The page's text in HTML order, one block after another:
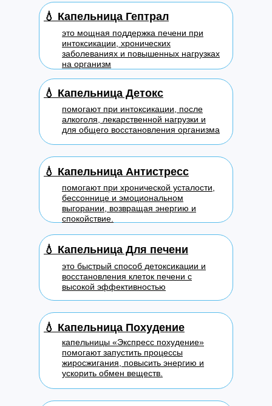
💧 Капельница Гептрал
это мощная поддержка печени при
интоксикации, хронических
заболеваниях и повышенных нагрузках
на организм
💧 Капельница Детокс
помогают при интоксикации, после
алкоголя, лекарственной нагрузки и
для общего восстановления организма
💧 Капельница Антистресс
помогают при хронической усталости,
бессоннице и эмоциональном
выгорании, возвращая энергию и
спокойствие.
💧 Капельница Для печени
это быстрый способ детоксикации и
восстановления клеток печени с
высокой эффективностью
💧 Капельница Похудение
капельницы «Экспресс похудение»
помогают запустить процессы
жиросжигания, повысить энергию и
ускорить обмен веществ.